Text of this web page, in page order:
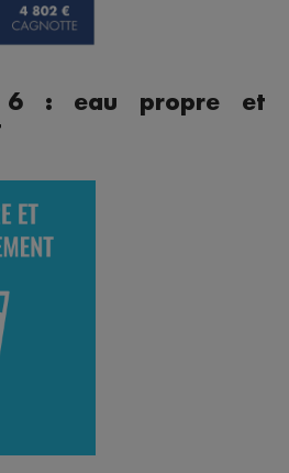
6 : eau propre et